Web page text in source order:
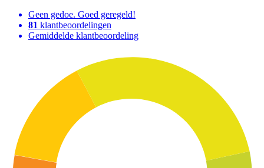
Geen gedoe. Goed geregeld!
81 klantbeoordelingen
Gemiddelde klantbeoordeling